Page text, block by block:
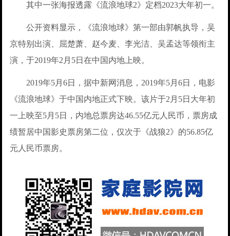
其中一张海报透露《流浪地球2》定档2023大年初一。
公开资料显示，《流浪地球》第一部由郭帆执导，吴
京特别出演、屈楚萧、赵今麦、李光洁、吴孟达等领衔主
演，于2019年2月5日在中国内地上映。
2019年5月6日，据中新网消息，2019年5月6日，电影
《流浪地球》于中国内地正式下映。该片于2月5日大年初
一上映至5月5日，内地总票房达46.55亿元人民币，票房成
绩暂居中国影史票房第二位，仅次于《战狼2》的56.85亿
元人民币票房。